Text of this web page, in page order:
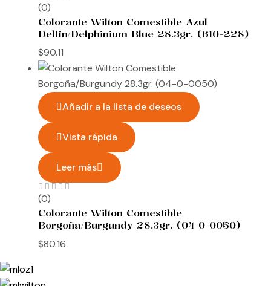
(0)
Colorante Wilton Comestible Azul
Delfin/Delphinium Blue 28.3gr. (610-228)
$90.11
Añadir a la lista de deseos
Vista rápida
Leer más
(0)
Colorante Wilton Comestible
Borgoña/Burgundy 28.3gr. (04-0-0050)
$80.16